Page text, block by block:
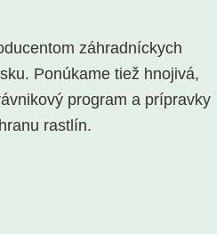
záhradníckych
Ponúkame tiež hnojivá,
program a prípravky
rastlín.